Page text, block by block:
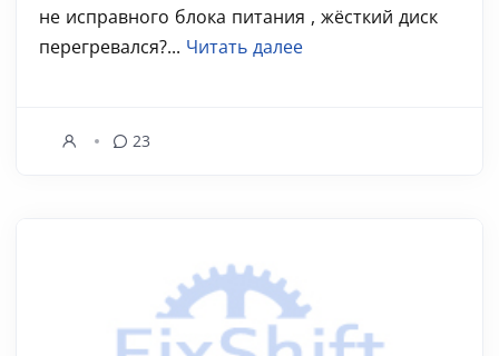
не исправного блока питания , жёсткий диск
перегревался?... Читать далее
23